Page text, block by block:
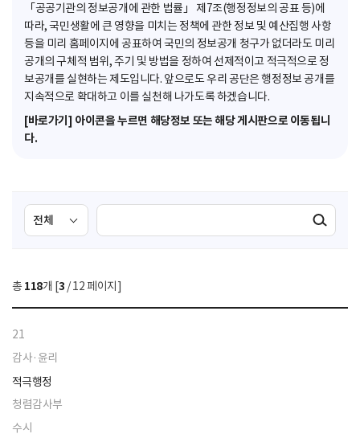
「공공기관의 정보공개에 관한 법률」 제7조(행정정보의 공표 등)에
따라, 국민생활에 큰 영향을 미치는 정책에 관한 정보 및 예산집행 사항
등을 미리 홈페이지에 공표하여 국민의 정보공개 청구가 없더라도 미리
공개의 구체적 범위, 주기 및 방법을 정하여 선제적이고 적극적으로 정
보공개를 실현하는 제도입니다. 앞으로도 우리 공단은 행정정보 공개를
지속적으로 확대하고 이를 실천해 나가도록 하겠습니다.
[바로가기] 아이콘을 누르면 해당정보 또는 해당 게시판으로 이동됩니
다.
검
색
선
택
색
검색실행
총 118개 [3 / 12 페이지]
21
감사·윤리
적극행정
청렴감사부
수시